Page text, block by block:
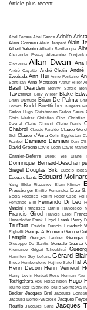
Article plus récent
Abel Ferrara Abel Gance Adolfo
Alain Corneau Alain Jaspard Alain
Albert Valentin Alberto Bevilacqua
Alexander Esway Alexandre Dovjenko
Crevenna Allan Dwan Ana
André Cayatte André Chotin André
Zwobada Ann Hui Anne Fontaine
Santillan Arne Mattsson Arthur Hiller
Basil Dearden Benny Safdie
Tavernier Billy Wilder Blake
Brian Damude Brian De Palma
Forbes Budd Boetticher Burgess
Carlos Hugo Christensen Carlos Saura
Chris Marker Christian Gion Christian
Pascal
Claire Clouzot Claire Denis
Chabrol
Claude Faraldo Claude
Zidi Claude d'Anna Colin Eggleston
Frankel Damiano Damiani Dan
David Greene David Lean David
Granier-Deferre
Derek Yee Diane
Dominique Bernard-
Siegel
Douglas Sirk Duccio
Edouard Luntz Edouard
Yang Eldar Riazanov Elem Klimov
Pressburger Emilio Fernandez Enzo
Scola Federico Fellini Fedor Ozep Fei
Fernando Birri Fernando Di Leo
Vancini Francesco Barilli Francesco
Francis Girod Francis Leroi
Henenlotter Frank Lloyd Frank Perry
Truffaut Freddie Francis Friedrich
Righelli George A. Romero George
Lampin Georges Lautner
Georges
Giuseppe De Santis Gonzalo Suarez
Kromanov Grigori Tchoukhraï
Hamilton Guy Lefranc Gérard
Bruce Humberstone Hajime Sato Hal
Henri Decoin Henri Verneuil
Henry Levin Herbert Ross Herman Yau
Teshigahara Hou Hsiao-hsien Hugo
Iquino Igor Talankine Ioulia Solntseva
Becker Jacques Bral Jacques
Jacques Doniol-Valcroze Jacques
Rouffio Jacques Santi Jacques